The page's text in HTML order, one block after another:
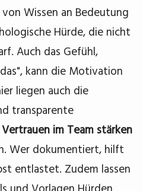
Wissen an Bedeutung
Hürde, die nicht
Auch das Gefühl,
kann die Motivation
liegen auch die
transparente
Vertrauen im Team stärken
Wer dokumentiert, hilft
entlastet. Zudem lassen
und Vorlagen Hürden